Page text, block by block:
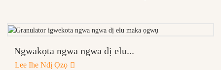
Ngwakọta ngwa ngwa dị elu...
Lee Ihe Ndị Ọzọ